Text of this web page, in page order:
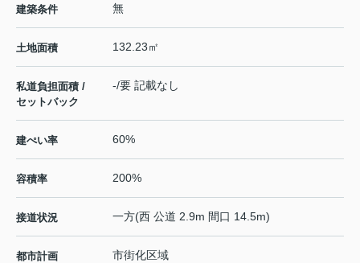
建築条件 無
土地面積 132.23㎡
私道負担面積 /
セットバック
-/要 記載なし
建ぺい率 60%
容積率 200%
接道状況 一方(西 公道 2.9m 間口 14.5m)
都市計画 市街化区域